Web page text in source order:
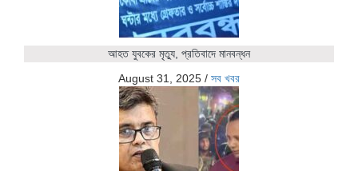
আহত যুবকের মৃত্যু, প্রতিবাদে মানবন্ধন
August 31, 2025 / সব খবর